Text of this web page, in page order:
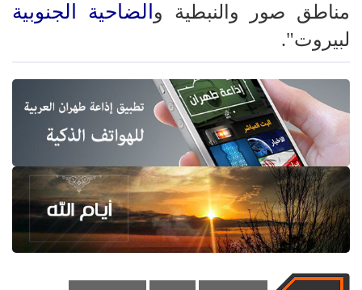
مناطق صور والنبطية و الضاحية الجنوبية
لبيروت".